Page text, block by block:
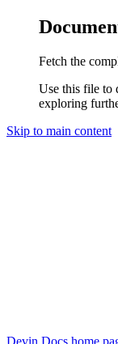
Fetch the
Use this file to
exploring
Skip to main content
Devin Docs home